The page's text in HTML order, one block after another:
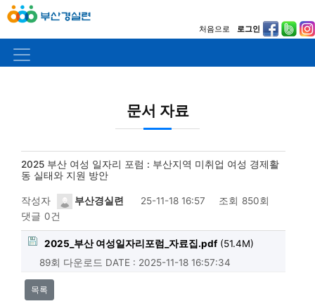
처음으로 로그인
문서 자료
2025 부산 여성 일자리 포럼 : 부산지역 미취업 여성 경제활
동 실태와 지원 방안
작성자 부산경실련 25-11-18 16:57 조회 850회
댓글 0건
2025_부산 여성일자리포럼_자료집.pdf (51.4M)
89회 다운로드 DATE : 2025-11-18 16:57:34
목록